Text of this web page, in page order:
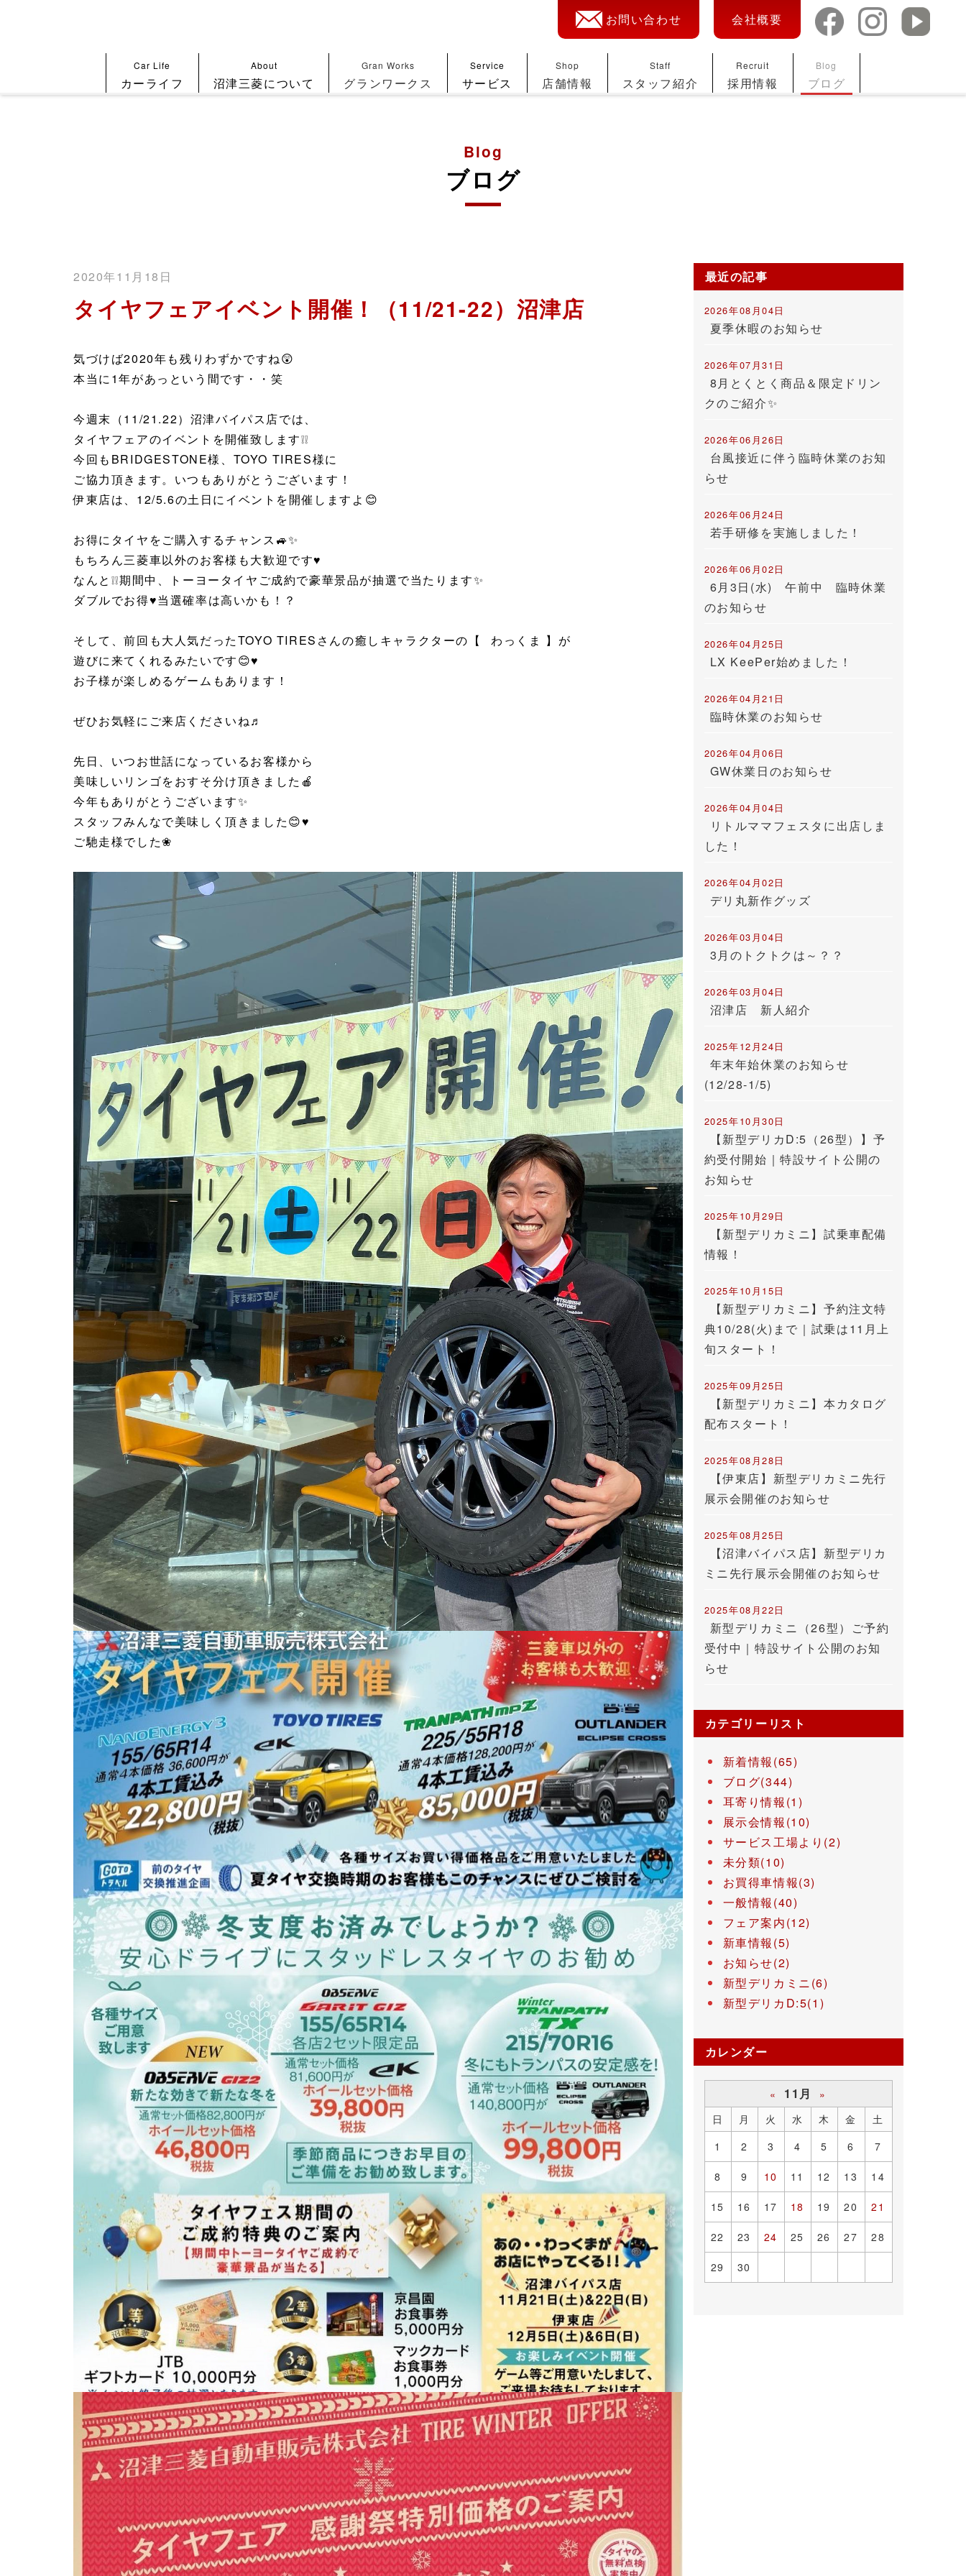
お問い合わせ 会社概要
Car Life
カーライフ
About
沼津三菱について
Gran Works
グランワークス
Service
サービス
Shop
店舗情報
Staff
スタッフ紹介
Recruit
採用情報
Blog
ブログ
Blog
ブログ
2020年11月18日
タイヤフェアイベント開催！（11/21-22）沼津店
気づけば2020年も残りわずかですね😲
本当に1年があっという間です・・笑
今週末（11/21.22）沼津バイパス店では、
タイヤフェアのイベントを開催致します❕❕
今回もBRIDGESTONE様、TOYO TIRES様に
ご協力頂きます。いつもありがとうございます！
伊東店は、12/5.6の土日にイベントを開催しますよ😊
お得にタイヤをご購入するチャンス🚙✨
もちろん三菱車以外のお客様も大歓迎です♥
なんと❕❕期間中、トーヨータイヤご成約で豪華景品が抽選で当たります✨
ダブルでお得♥当選確率は高いかも！？
そして、前回も大人気だったTOYO TIRESさんの癒しキャラクターの【⠀わっくま 】が
遊びに来てくれるみたいです😊♥
お子様が楽しめるゲームもあります！
ぜひお気軽にご来店くださいね♬
先日、いつお世話になっているお客様から
美味しいリンゴをおすそ分け頂きました🍎
今年もありがとうございます✨
スタッフみんなで美味しく頂きました😊♥
ご馳走様でした❀
最近の記事
2026年08月04日
夏季休暇のお知らせ
2026年07月31日
8月とくとく商品＆限定ドリン
クのご紹介✨
2026年06月26日
台風接近に伴う臨時休業のお知
らせ
2026年06月24日
若手研修を実施しました！
2026年06月02日
6月3日(水) 午前中 臨時休業
のお知らせ
2026年04月25日
LX KeePer始めました！
2026年04月21日
臨時休業のお知らせ
2026年04月06日
GW休業日のお知らせ
2026年04月04日
リトルママフェスタに出店しま
した！
2026年04月02日
デリ丸新作グッズ
2026年03月04日
3月のトクトクは～？？
2026年03月04日
沼津店 新人紹介
2025年12月24日
年末年始休業のお知らせ
(12/28-1/5)
2025年10月30日
【新型デリカD:5（26型）】予
約受付開始｜特設サイト公開の
お知らせ
2025年10月29日
【新型デリカミニ】試乗車配備
情報！
2025年10月15日
【新型デリカミニ】予約注文特
典10/28(火)まで｜試乗は11月上
旬スタート！
2025年09月25日
【新型デリカミニ】本カタログ
配布スタート！
2025年08月28日
【伊東店】新型デリカミニ先行
展示会開催のお知らせ
2025年08月25日
【沼津バイパス店】新型デリカ
ミニ先行展示会開催のお知らせ
2025年08月22日
新型デリカミニ（26型）ご予約
受付中｜特設サイト公開のお知
らせ
カテゴリーリスト
新着情報(65)
ブログ(344)
耳寄り情報(1)
展示会情報(10)
サービス工場より(2)
未分類(10)
お買得車情報(3)
一般情報(40)
フェア案内(12)
新車情報(5)
お知らせ(2)
新型デリカミニ(6)
新型デリカD:5(1)
カレンダー
« 11月
»
日
月 火 水 木 金
土
1
2 3 4 5 6 7
8 9 10 11 12 13 14
15 16 17 18 19 20 21
22 23 24 25 26 27 28
29 30